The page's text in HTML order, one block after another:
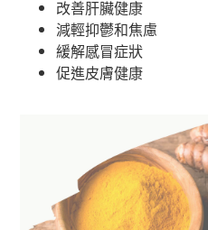
改善肝臟健康
減輕抑鬱和焦慮
緩解感冒症狀
促進皮膚健康